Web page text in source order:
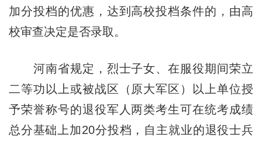
加分投档的优惠，达到高校投档条件的，由高
校审查决定是否录取。
河南省规定，烈士子女、在服役期间荣立
二等功以上或被战区（原大军区）以上单位授
予荣誉称号的退役军人两类考生可在统考成绩
总分基础上加20分投档，自主就业的退役士兵